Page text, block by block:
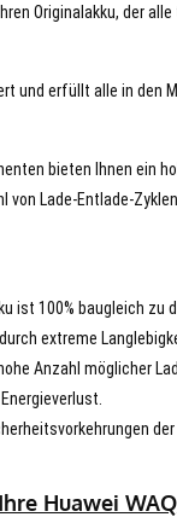
Originalakku, der
und erfüllt alle in
bieten Ihnen ein
Lade-Entlade-
ist 100% baugleich zu
extreme
Anzahl möglicher
Huawei